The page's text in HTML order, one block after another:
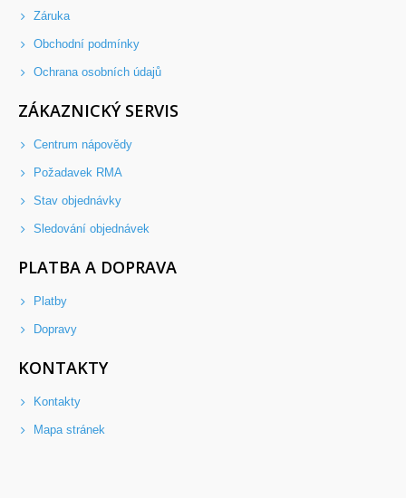
Záruka
Obchodní podmínky
Ochrana osobních údajů
ZÁKAZNICKÝ SERVIS
Centrum nápovědy
Požadavek RMA
Stav objednávky
Sledování objednávek
PLATBA A DOPRAVA
Platby
Dopravy
KONTAKTY
Kontakty
Mapa stránek